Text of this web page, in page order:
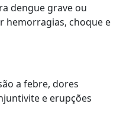
dengue grave ou
hemorragias, choque e
a febre, dores
e erupções